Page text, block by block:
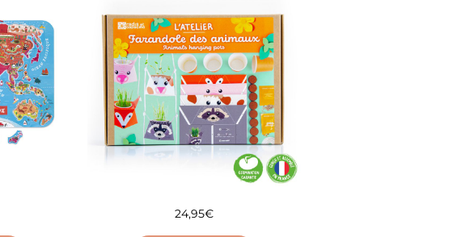
24,95€